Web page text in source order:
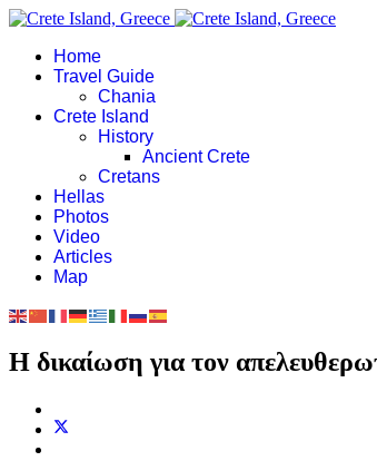
Home
Travel Guide
Chania
Crete Island
History
Ancient Crete
Cretans
Hellas
Photos
Video
Articles
Map
Η δικαίωση για τον